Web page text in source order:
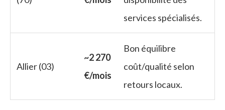
services spécialisés.
Allier (03)
~2 270
€/mois
Bon équilibre
coût/qualité selon
retours locaux.